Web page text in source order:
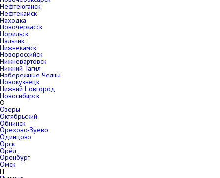
Нефтеюганск
Нефтекамск
Находка
Новочеркасск
Норильск
Нальчик
Нижнекамск
Новороссийск
Нижневартовск
Нижний Тагил
Набережные Челны
Новокузнецк
Нижний Новгород
Новосибирск
О
Озёры
Октябрьский
Обнинск
Орехово-Зуево
Одинцово
Орск
Орёл
Оренбург
Омск
П